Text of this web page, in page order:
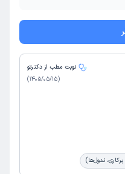
نوبت مطب از دکترتو
(
1405/05/15
)
ندول‌ها)